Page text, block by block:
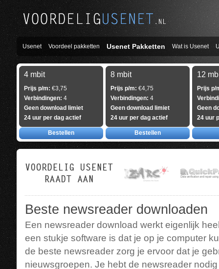
Usenet Voordeel pakketten Usenet Pakketten Wat is Usenet
4 mbit
Prijs p/m: €3,75
Verbindingen: 4
Geen download limiet
24 uur per dag actief
Bestellen
8 mbit
Prijs p/m: €4,75
Verbindingen: 4
Geen download limiet
24 uur per dag actief
Bestellen
12
Prijs p/
Geen
24 uur
Beste newsreader downloaden
Een newsreader download werkt eigenlijk
een stukje software is dat je op je computer
de beste newsreader zorg je ervoor dat je
nieuwsgroepen. Je hebt de newsreader